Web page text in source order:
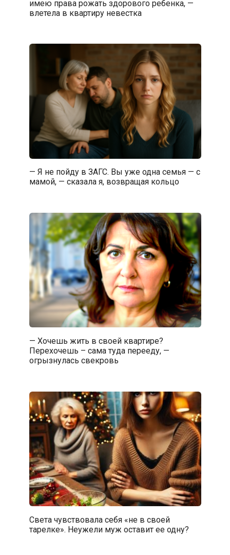
имею права рожать здорового ребенка, —
влетела в квартиру невестка
— Я не пойду в ЗАГС. Вы уже одна семья — с
мамой, — сказала я, возвращая кольцо
— Хочешь жить в своей квартире?
Перехочешь – сама туда перееду, —
огрызнулась свекровь
Света чувствовала себя «не в своей
тарелке». Неужели муж оставит ее одну?